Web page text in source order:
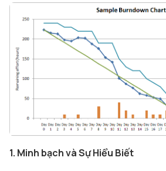
1. Minh bạch và Sự Hiểu Biết